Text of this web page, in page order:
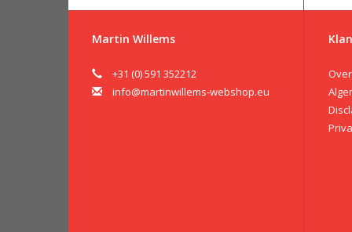
Martin Willems
+31 (0) 591 352212
info@martinwillems-webshop.eu